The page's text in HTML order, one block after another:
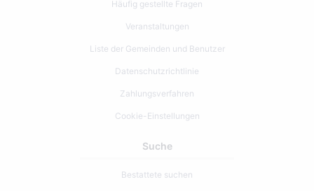
Häufig gestellte Fragen
Veranstaltungen
Liste der Gemeinden und Benutzer
Datenschutzrichtlinie
Zahlungsverfahren
Cookie-Einstellungen
Suche
Bestattete suchen